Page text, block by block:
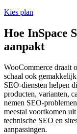
Kies plan
Hoe InSpace
aanpakt
WooCommerce draait
schaal ook
SEO-diensten helpen
producten, varianten,
nemen SEO-
meestal voortkomen
technische SEO en
aanpassingen.